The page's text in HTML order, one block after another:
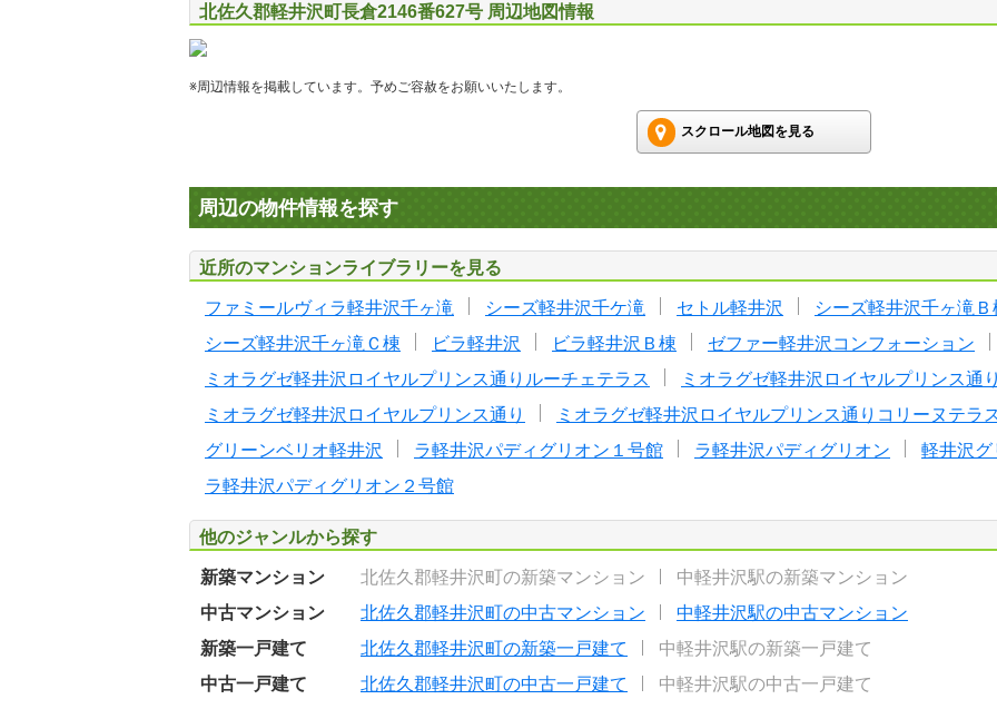
北佐久郡軽井沢町長倉2146番627号 周辺地図情報
※周辺情報を掲載しています。予めご容赦をお願いいたします。
スクロール地図を見る
周辺の物件情報を探す
近所のマンションライブラリーを見る
ファミールヴィラ軽井沢千ヶ滝 シーズ軽井沢千ケ滝 セトル軽井沢 シーズ軽井沢千ヶ滝Ｂ
シーズ軽井沢千ヶ滝Ｃ棟
ビラ軽井沢 ビラ軽井沢Ｂ棟 ゼファー軽井沢コンフォーション
ミオラグゼ軽井沢ロイヤルプリンス通りルーチェテラス
ミオラグゼ軽井沢ロイヤルプリンス通
ミオラグゼ軽井沢ロイヤルプリンス通り
ミオラグゼ軽井沢ロイヤルプリンス通りコリーヌテラ
グリーンベリオ軽井沢
ラ軽井沢パディグリオン１号館 ラ軽井沢パディグリオン
軽井沢グ
ラ軽井沢パディグリオン２号館
他のジャンルから探す
新築マンション 北佐久郡軽井沢町の新築マンション
中軽井沢駅の新築マンション
中古マンション
北佐久郡軽井沢町の中古マンション
中軽井沢駅の中古マンション
新築一戸建て
北佐久郡軽井沢町の新築一戸建て
中軽井沢駅の新築一戸建て
中古一戸建て
北佐久郡軽井沢町の中古一戸建て
中軽井沢駅の中古一戸建て